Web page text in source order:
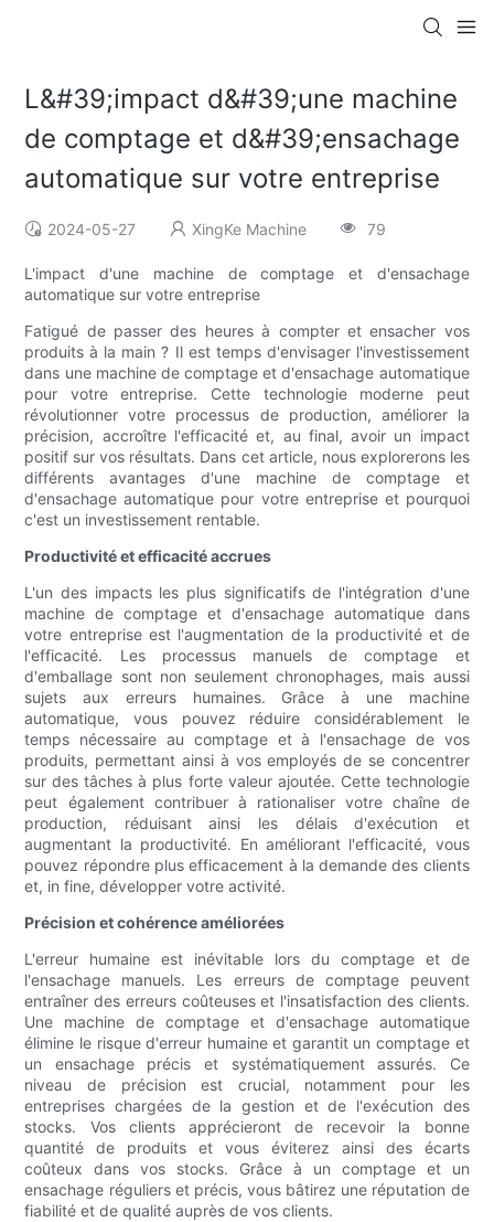
L&#39;impact d&#39;une machine
de comptage et d&#39;ensachage
automatique sur votre entreprise
2024-05-27 XingKe Machine 79
L'impact d'une machine de comptage et d'ensachage
automatique sur votre entreprise
Fatigué de passer des heures à compter et ensacher vos
produits à la main ? Il est temps d'envisager l'investissement
dans une machine de comptage et d'ensachage automatique
pour votre entreprise. Cette technologie moderne peut
révolutionner votre processus de production, améliorer la
précision, accroître l'efficacité et, au final, avoir un impact
positif sur vos résultats. Dans cet article, nous explorerons les
différents avantages d'une machine de comptage et
d'ensachage automatique pour votre entreprise et pourquoi
c'est un investissement rentable.
Productivité et efficacité accrues
L'un des impacts les plus significatifs de l'intégration d'une
machine de comptage et d'ensachage automatique dans
votre entreprise est l'augmentation de la productivité et de
l'efficacité. Les processus manuels de comptage et
d'emballage sont non seulement chronophages, mais aussi
sujets aux erreurs humaines. Grâce à une machine
automatique, vous pouvez réduire considérablement le
temps nécessaire au comptage et à l'ensachage de vos
produits, permettant ainsi à vos employés de se concentrer
sur des tâches à plus forte valeur ajoutée. Cette technologie
peut également contribuer à rationaliser votre chaîne de
production, réduisant ainsi les délais d'exécution et
augmentant la productivité. En améliorant l'efficacité, vous
pouvez répondre plus efficacement à la demande des clients
et, in fine, développer votre activité.
Précision et cohérence améliorées
L'erreur humaine est inévitable lors du comptage et de
l'ensachage manuels. Les erreurs de comptage peuvent
entraîner des erreurs coûteuses et l'insatisfaction des clients.
Une machine de comptage et d'ensachage automatique
élimine le risque d'erreur humaine et garantit un comptage et
un ensachage précis et systématiquement assurés. Ce
niveau de précision est crucial, notamment pour les
entreprises chargées de la gestion et de l'exécution des
stocks. Vos clients apprécieront de recevoir la bonne
quantité de produits et vous éviterez ainsi des écarts
coûteux dans vos stocks. Grâce à un comptage et un
ensachage réguliers et précis, vous bâtirez une réputation de
fiabilité et de qualité auprès de vos clients.